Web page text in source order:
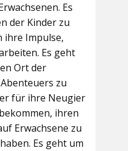
Es
der Kinder zu
ihre Impulse,
Es geht
Ort der
zu
für ihre Neugier
ihren
Erwachsene zu
Es geht um